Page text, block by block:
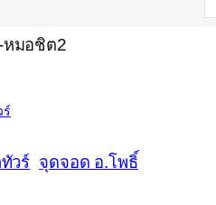
หมอชิต2
ร์
วร์ จุดจอด อ.โพธิ์